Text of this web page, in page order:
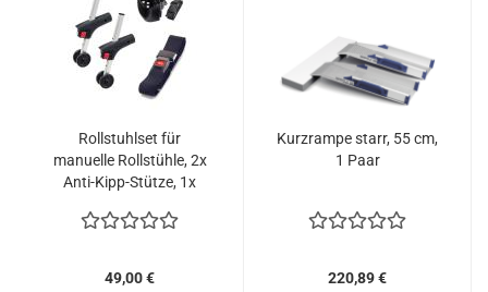
Rollstuhlset für
manuelle Rollstühle, 2x
Anti-Kipp-Stütze, 1x
Stockhalter
49,00 €
Kurzrampe starr, 55 cm,
1 Paar
220,89 €